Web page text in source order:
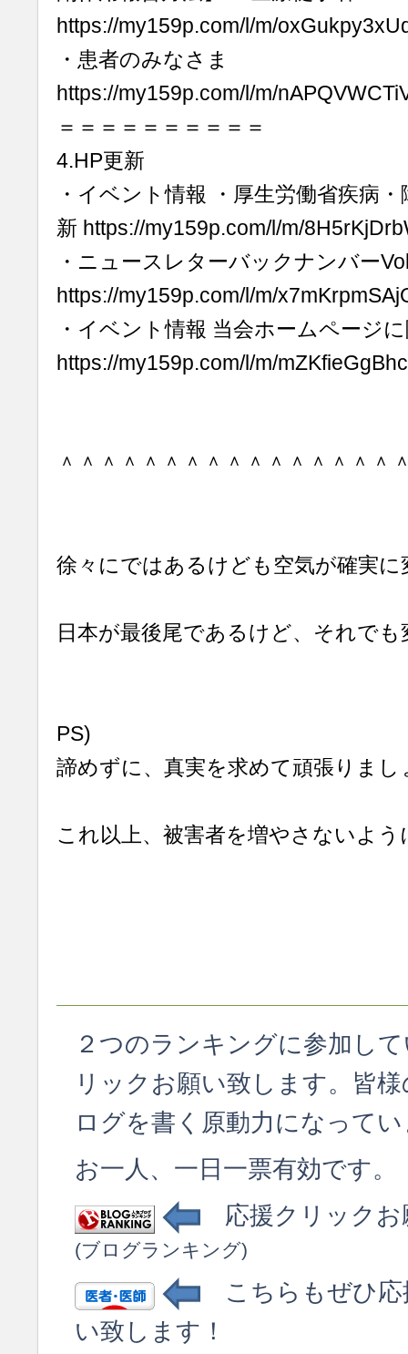
https://my159p.com/l/m/
・患者のみなさま
https://my159p.com/l/m/
＝＝＝＝＝＝＝＝＝＝
4.HP更新
・イベント情報 ・厚生労働省疾病
新 https://my159p.com/l/m/
・ニュースレターバックナンバー
https://my159p.com/l/m/
・イベント情報 当会ホームページ
https://my159p.com/l/m/
＾＾＾＾＾＾＾＾＾＾＾＾＾＾＾＾
徐々にではあるけども空気が確実
日本が最後尾であるけど、それで
PS)
諦めずに、真実を求めて頑張りまし
これ以上、被害者を増やさないよう
２つのランキングに参加し
リックお願い致します。皆
ログを書く原動力になって
お一人、一日一票有効です。
応援クリックお
(ブログランキング)
こちらもぜひ応
い致します！